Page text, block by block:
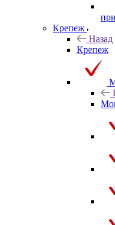
Крепеж
Назад
Крепеж